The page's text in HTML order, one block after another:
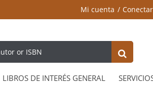
Mi cuenta
LIBROS DE INTERÉS GENERAL